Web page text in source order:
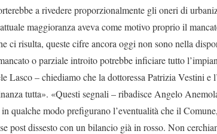
a rivedere proporzionalmente gli oneri di
maggioranza aveva come motivo proprio il
ci risulta, queste cifre ancora oggi non sono nella
o parziale introito potrebbe inficiare tutto
Lasco – chiediamo che la dottoressa Patrizia Vestini e
tutta». «Questi segnali – ribadisce Angelo
qualche modo prefigurano l’eventualità che il
post dissesto con un bilancio già in rosso. Non